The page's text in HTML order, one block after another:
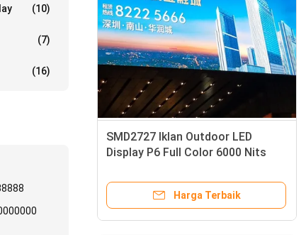
(10)
(7)
(16)
SMD2727 Iklan Outdoor LED
Display P6 Full Color 6000 Nits
Harga Terbaik